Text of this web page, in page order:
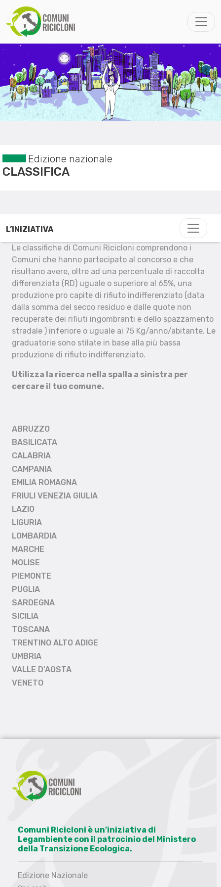
Edizione nazionale
CLASSIFICA
L’INIZIATIVA
Le classifiche di Comuni Ricicloni comprendono i
Comuni che hanno partecipato al concorso e che
risultano avere, oltre ad una percentuale di raccolta
differenziata (RD) uguale o superiore al 65%, una
produzione pro capite di rifiuto indifferenziato (data
dalla somma del secco residuo e dalle quote non
recuperate dei rifiuti ingombranti e dello spazzamento
stradale ) inferiore o uguale ai 75 Kg/anno/abitante. Le
graduatorie sono stilate in base alla più bassa
produzione di rifiuto indifferenziato.
Utilizza la ricerca nella spalla a sinistra per
cercare il tuo comune.
ABRUZZO
BASILICATA
CALABRIA
CAMPANIA
EMILIA ROMAGNA
FRIULI VENEZIA GIULIA
LAZIO
LIGURIA
LOMBARDIA
MARCHE
MOLISE
PIEMONTE
PUGLIA
SARDEGNA
SICILIA
TOSCANA
TRENTINO ALTO ADIGE
UMBRIA
VALLE D'AOSTA
VENETO
Comuni Ricicloni è un’iniziativa di
Legambiente con il patrocinio del Ministero
della Transizione Ecologica.
Edizione Nazionale